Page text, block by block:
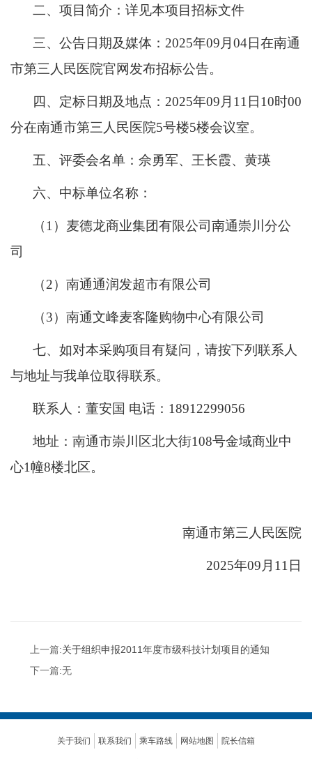
二、项目简介：详见本项目招标文件
三、公告日期及媒体： 2025年09月04日在南通
市第三人民医院官网发布招标公告。
四、定标日期及地点： 2025年09月11日10时00
分在南通市第三人民医院5号楼5楼会议室。
五、评委会名单：佘勇军、王长霞、黄瑛
六、中标单位名称：
（1）麦德龙商业集团有限公司南通崇川分公
司
（2）南通通润发超市有限公司
（3）南通文峰麦客隆购物中心有限公司
七、如对本采购项目有疑问，请按下列联系人
与地址与我单位取得联系。
联系人：董安国 电话：18912299056
地址：南通市崇川区北大街108号金域商业中
心1幢8楼北区。
南通市第三人民医院
2025年09月11日
上一篇:关于组织申报2011年度市级科技计划项目的通知
下一篇:无
关于我们 联系我们 乘车路线 网站地图 院长信箱